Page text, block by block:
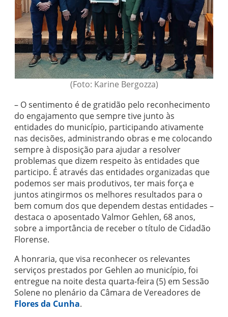
(Foto: Karine Bergozza)
– O sentimento é de gratidão pelo reconhecimento
do engajamento que sempre tive junto às
entidades do município, participando ativamente
nas decisões, administrando obras e me colocando
sempre à disposição para ajudar a resolver
problemas que dizem respeito às entidades que
participo. É através das entidades organizadas que
podemos ser mais produtivos, ter mais força e
juntos atingirmos os melhores resultados para o
bem comum dos que dependem destas entidades –
destaca o aposentado Valmor Gehlen, 68 anos,
sobre a importância de receber o título de Cidadão
Florense.
A honraria, que visa reconhecer os relevantes
serviços prestados por Gehlen ao município, foi
entregue na noite desta quarta-feira (5) em Sessão
Solene no plenário da Câmara de Vereadores de
Flores da Cunha.